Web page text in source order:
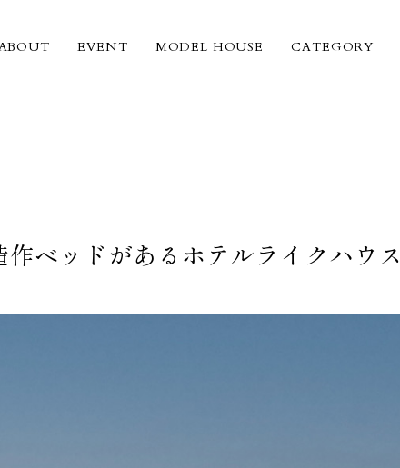
EVENT MODEL HOUSE CATEGORY
ベッドがあるホテルライクハウス